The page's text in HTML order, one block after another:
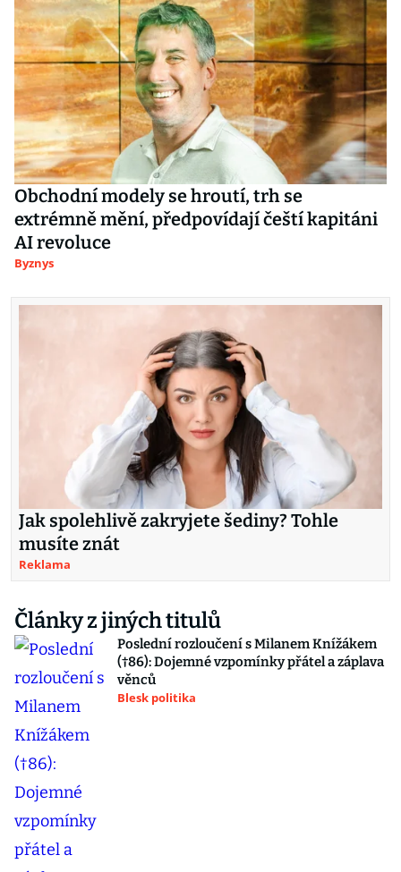
Obchodní modely se hroutí, trh se
extrémně mění, předpovídají čeští kapitáni
AI revoluce
Byznys
Jak spolehlivě zakryjete šediny? Tohle
musíte znát
Reklama
Články z jiných titulů
Poslední rozloučení s Milanem Knížákem
(†86): Dojemné vzpomínky přátel a záplava
věnců
Blesk politika